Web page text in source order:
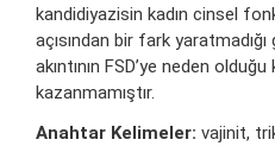
kandidiyazisin kadın cinsel
açısından bir fark
akıntının FSD’ye neden
kazanmamıştır.
Anahtar Kelimeler: vajinit,